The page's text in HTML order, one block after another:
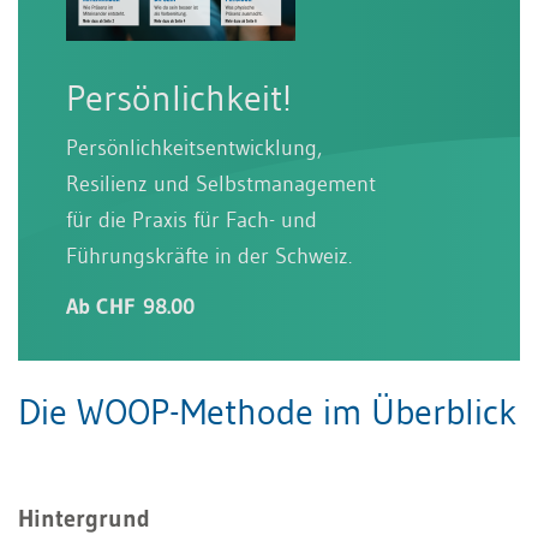
Persönlichkeit!
Persönlichkeitsentwicklung,
Resilienz und Selbstmanagement
für die Praxis für Fach- und
Führungskräfte in der Schweiz.
Ab CHF 98.00
Die WOOP-Methode im Überblick
Hintergrund